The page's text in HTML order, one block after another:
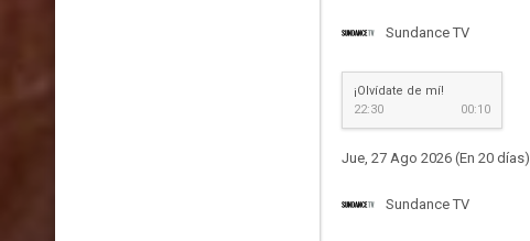
Sundance TV
¡Olvídate de mí!
22:30
00:10
Jue, 27 Ago 2026 (En 20 días)
Sundance TV